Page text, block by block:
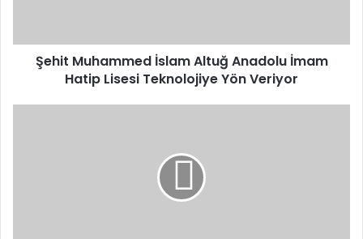
Teknolojiye
Şehit Muhammed İslam Altuğ Anadolu İmam
Hatip Lisesi Teknolojiye Yön Veriyor